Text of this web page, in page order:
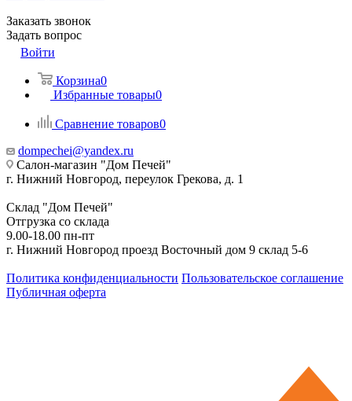
Заказать звонок
Задать вопрос
Войти
Корзина0
Избранные товары0
Сравнение товаров0
dompechei@yandex.ru
Салон-магазин "Дом Печей"
г. Нижний Новгород, переулок Грекова, д. 1
Склад "Дом Печей"
Отгрузка со склада
9.00-18.00 пн-пт
г. Нижний Новгород проезд Восточный дом 9 склад 5-6
Политика конфиденциальности Пользовательское соглашение
Публичная оферта